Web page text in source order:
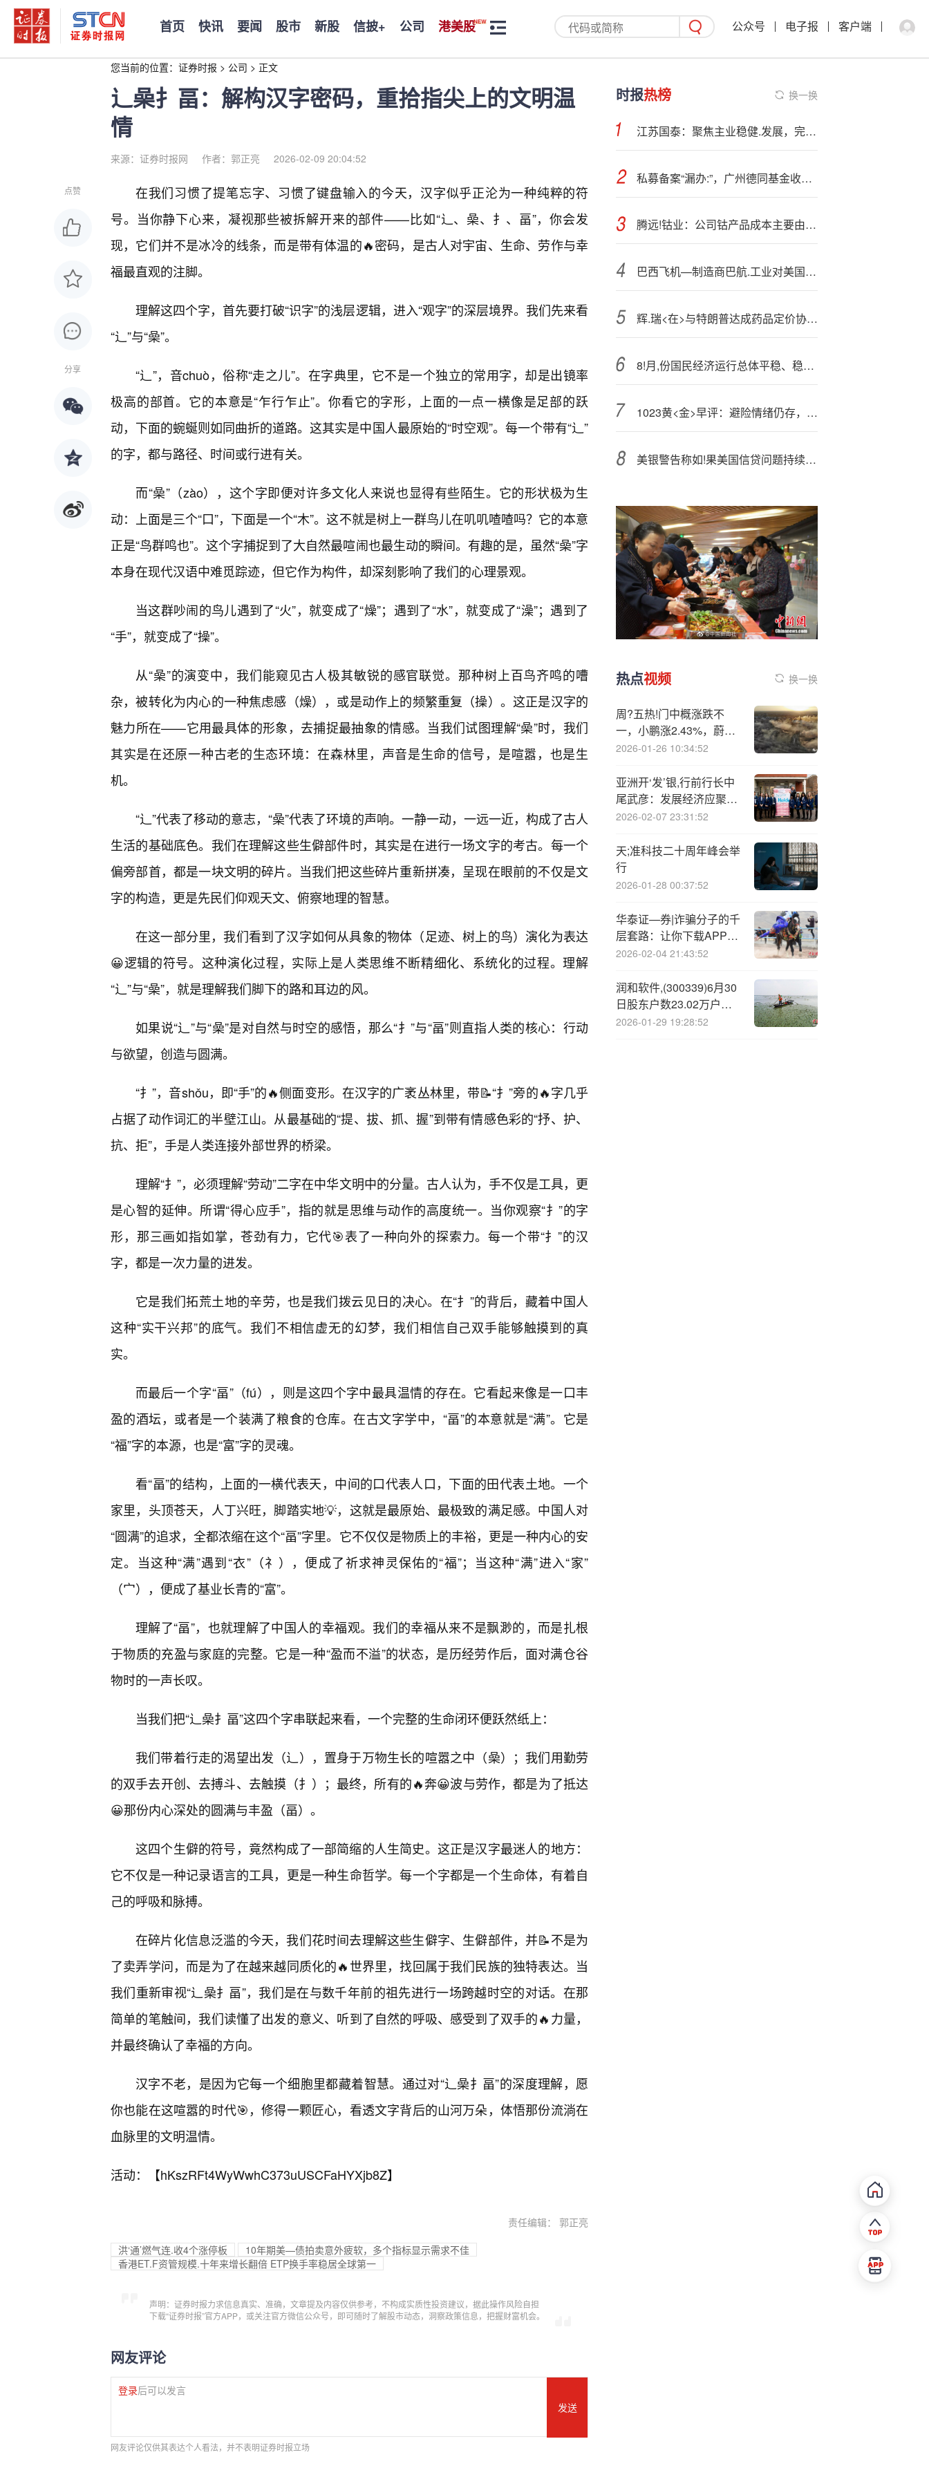
首页 快讯 要闻 股市 新股 信披+ 公司 港美股 公众号 电子报 客户端
您当前的位置： 证券时报 > 公司 > 正文
辶喿扌畐：解构汉字密码，重拾指尖上的文明温
情
来源：证券时报网 作者：郭正亮 2026-02-09 20:04:52
点赞
分享
在我们习惯了提笔忘字、习惯了键盘输入的今天，汉字似乎正沦为一种纯粹的符
号。当你静下心来，凝视那些被拆解开来的部件——比如“辶、喿、扌、畐”，你会发
现，它们并不是冰冷的线条，而是带有体温的🔥密码，是古人对宇宙、生命、劳作与幸
福最直观的注脚。
理解这四个字，首先要打破“识字”的浅层逻辑，进入“观字”的深层境界。我们先来看
“辶”与“喿”。
“辶”，音chuò，俗称“走之儿”。在字典里，它不是一个独立的常用字，却是出镜率
极高的部首。它的本意是“乍行乍止”。你看它的字形，上面的一点一横像是足部的跃
动，下面的蜿蜒则如同曲折的道路。这其实是中国人最原始的“时空观”。每一个带有“辶”
的字，都与路径、时间或行进有关。
而“喿”（zào），这个字即便对许多文化人来说也显得有些陌生。它的形状极为生
动：上面是三个“口”，下面是一个“木”。这不就是树上一群鸟儿在叽叽喳喳吗？它的本意
正是“鸟群鸣也”。这个字捕捉到了大自然最喧闹也最生动的瞬间。有趣的是，虽然“喿”字
本身在现代汉语中难觅踪迹，但它作为构件，却深刻影响了我们的心理景观。
当这群吵闹的鸟儿遇到了“火”，就变成了“燥”；遇到了“水”，就变成了“澡”；遇到了
“手”，就变成了“操”。
从“喿”的演变中，我们能窥见古人极其敏锐的感官联觉。那种树上百鸟齐鸣的嘈
杂，被转化为内心的一种焦虑感（燥），或是动作上的频繁重复（操）。这正是汉字的
魅力所在——它用最具体的形象，去捕捉最抽象的情感。当我们试图理解“喿”时，我们
其实是在还原一种古老的生态环境：在森林里，声音是生命的信号，是喧嚣，也是生
机。
“辶”代表了移动的意志，“喿”代表了环境的声响。一静一动，一远一近，构成了古人
生活的基础底色。我们在理解这些生僻部件时，其实是在进行一场文字的考古。每一个
偏旁部首，都是一块文明的碎片。当我们把这些碎片重新拼凑，呈现在眼前的不仅是文
字的构造，更是先民们仰观天文、俯察地理的智慧。
在这一部分里，我们看到了汉字如何从具象的物体（足迹、树上的鸟）演化为表达
😀逻辑的符号。这种演化过程，实际上是人类思维不断精细化、系统化的过程。理解
“辶”与“喿”，就是理解我们脚下的路和耳边的风。
如果说“辶”与“喿”是对自然与时空的感悟，那么“扌”与“畐”则直指人类的核心：行动
与欲望，创造与圆满。
“扌”，音shǒu，即“手”的🔥侧面变形。在汉字的广袤丛林里，带📝“扌”旁的🔥字几乎
占据了动作词汇的半壁江山。从最基础的“提、拔、抓、握”到带有情感色彩的“抒、护、
抗、拒”，手是人类连接外部世界的桥梁。
理解“扌”，必须理解“劳动”二字在中华文明中的分量。古人认为，手不仅是工具，更
是心智的延伸。所谓“得心应手”，指的就是思维与动作的高度统一。当你观察“扌”的字
形，那三画如指如掌，苍劲有力，它代🎯表了一种向外的探索力。每一个带“扌”的汉
字，都是一次力量的进发。
它是我们拓荒土地的辛劳，也是我们拨云见日的决心。在“扌”的背后，藏着中国人
这种“实干兴邦”的底气。我们不相信虚无的幻梦，我们相信自己双手能够触摸到的真
实。
而最后一个字“畐”（fú），则是这四个字中最具温情的存在。它看起来像是一口丰
盈的酒坛，或者是一个装满了粮食的仓库。在古文字学中，“畐”的本意就是“满”。它是
“福”字的本源，也是“富”字的灵魂。
看“畐”的结构，上面的一横代表天，中间的口代表人口，下面的田代表土地。一个
家里，头顶苍天，人丁兴旺，脚踏实地💡，这就是最原始、最极致的满足感。中国人对
“圆满”的追求，全都浓缩在这个“畐”字里。它不仅仅是物质上的丰裕，更是一种内心的安
定。当这种“满”遇到“衣”（礻），便成了祈求神灵保佑的“福”；当这种“满”进入“家”
（宀），便成了基业长青的“富”。
理解了“畐”，也就理解了中国人的幸福观。我们的幸福从来不是飘渺的，而是扎根
于物质的充盈与家庭的完整。它是一种“盈而不溢”的状态，是历经劳作后，面对满仓谷
物时的一声长叹。
当我们把“辶喿扌畐”这四个字串联起来看，一个完整的生命闭环便跃然纸上：
我们带着行走的渴望出发（辶），置身于万物生长的喧嚣之中（喿）；我们用勤劳
的双手去开创、去搏斗、去触摸（扌）；最终，所有的🔥奔😀波与劳作，都是为了抵达
😀那份内心深处的圆满与丰盈（畐）。
这四个生僻的符号，竟然构成了一部简缩的人生简史。这正是汉字最迷人的地方：
它不仅是一种记录语言的工具，更是一种生命哲学。每一个字都是一个生命体，有着自
己的呼吸和脉搏。
在碎片化信息泛滥的今天，我们花时间去理解这些生僻字、生僻部件，并📝不是为
了卖弄学问，而是为了在越来越同质化的🔥世界里，找回属于我们民族的独特表达。当
我们重新审视“辶喿扌畐”，我们是在与数千年前的祖先进行一场跨越时空的对话。在那
简单的笔触间，我们读懂了出发的意义、听到了自然的呼吸、感受到了双手的🔥力量，
并最终确认了幸福的方向。
汉字不老，是因为它每一个细胞里都藏着智慧。通过对“辶喿扌畐”的深度理解，愿
你也能在这喧嚣的时代🎯，修得一颗匠心，看透文字背后的山河万朵，体悟那份流淌在
血脉里的文明温情。
活动：【hKszRFt4WyWwhC373uUSCFaHYXjb8Z】
责任编辑： 郭正亮
洪‘通’燃气连.收4个涨停板
10年期美—债拍卖意外疲软，多个指标显示需求不佳
香港ET.F资管规模.十年来增长翻倍 ETP换手率稳居全球第一
声明：证券时报力求信息真实、准确，文章提及内容仅供参考，不构成实质性投资建议，据此操作风险自担
下载“证券时报”官方APP，或关注官方微信公众号，即可随时了解股市动态，洞察政策信息，把握财富机会。
网友评论
登录后可以发言
发送
网友评论仅供其表达个人看法，并不表明证券时报立场
时报热榜 换一换
江苏国泰：聚焦主业稳健.发展，完善.分红规划提升投资者回报
私募备案“漏办:”，广州德同基金收<广>东证监局责令改正
腾远!钴业：公司钴产品成本主要由原料成本、人工成本及制造费用组成
巴西飞机—制造商巴航.工业对美国新增销售抱有希望，尽管存在关税影响
辉.瑞<在>与特朗普达成药品定价协议前经历了数月僵局
8!月,份国民经济运行总体平稳、稳中有进友情链接
1023黄<金>早评：避险情绪仍存，关注4100关口支撑情况
美银警告称如!果美国信贷问题持续 美股可能遭被动抛售
热点视频 换一换
周?五热!门中概涨跌不
一，小鹏涨2.43%，蔚来
跌5.76%
2026-01-26 10:34:52
亚洲开‘发’银,行前行长中
尾武彦：发展经济应聚焦
消费赋能
2026-02-07 23:31:52
天;准科技二十周年峰会举
行
2026-01-28 00:37:52
华泰证—券|诈骗分子的千
层套路：让你下载APP聊
事情搞操作你就已经“中
2026-02-04 21:43:52
润和软件,(300339)6月30
日股东户数23.02万户，
较上期减少6.27%
2026-01-29 19:28:52